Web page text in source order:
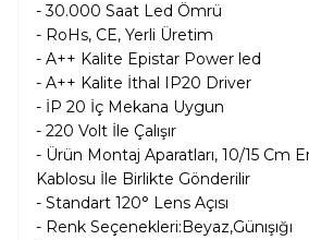
- 30.000 Saat Led Ömrü
- RoHs, CE, Yerli Üretim
- A++ Kalite Epistar Power led
- A++ Kalite İthal IP20 Driver
- İP 20 İç Mekana Uygun
- 220 Volt İle Çalışır
- Ürün Montaj Aparatları, 10/15 Cm
Kablosu İle Birlikte Gönderilir
- Standart 120° Lens Açısı
- Renk Seçenekleri:Beyaz,Günışığı